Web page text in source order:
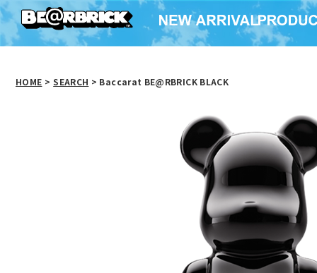
HOME > SEARCH > Baccarat BE@RBRICK BLACK